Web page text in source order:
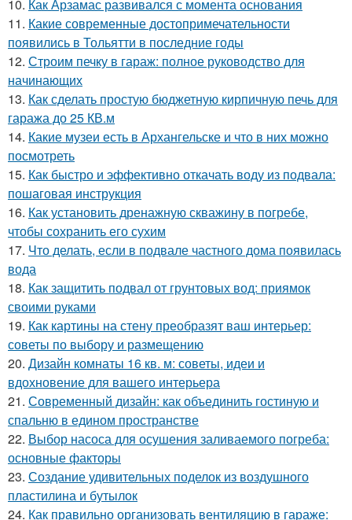
10. Как Арзамас развивался с момента основания
11. Какие современные достопримечательности
появились в Тольятти в последние годы
12. Строим печку в гараж: полное руководство для
начинающих
13. Как сделать простую бюджетную кирпичную печь для
гаража до 25 КВ.м
14. Какие музеи есть в Архангельске и что в них можно
посмотреть
15. Как быстро и эффективно откачать воду из подвала:
пошаговая инструкция
16. Как установить дренажную скважину в погребе,
чтобы сохранить его сухим
17. Что делать, если в подвале частного дома появилась
вода
18. Как защитить подвал от грунтовых вод: приямок
своими руками
19. Как картины на стену преобразят ваш интерьер:
советы по выбору и размещению
20. Дизайн комнаты 16 кв. м: советы, идеи и
вдохновение для вашего интерьера
21. Современный дизайн: как объединить гостиную и
спальню в едином пространстве
22. Выбор насоса для осушения заливаемого погреба:
основные факторы
23. Создание удивительных поделок из воздушного
пластилина и бутылок
24. Как правильно организовать вентиляцию в гараже: